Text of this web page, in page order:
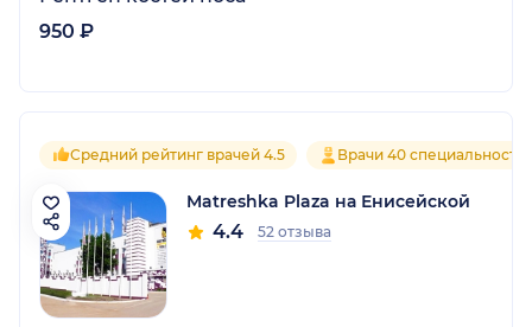
950 ₽
Средний рейтинг врачей 4.5 Врачи 40
Matreshka Plaza на Енисейской
4.4 52 отзыва